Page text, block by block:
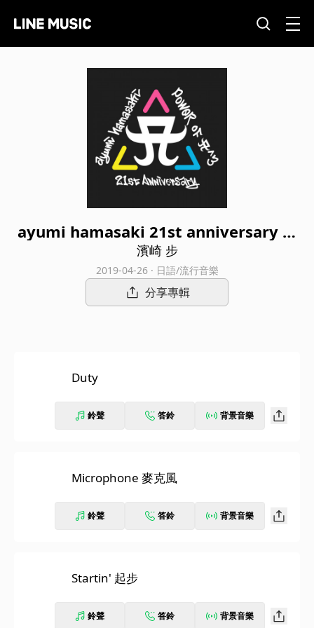
ayumi hamasaki 21st anniversary -P
OWER of A^3- SET LIST
濱崎 步
2019-04-26 · 日語/流行音樂
分享專輯
Duty
鈴聲 答鈴 背景音樂
Microphone 麥克風
鈴聲 答鈴 背景音樂
Startin' 起步
鈴聲 答鈴 背景音樂